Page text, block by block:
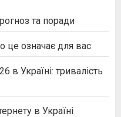
та поради
це означає для вас
в Україні: тривалість
в Україні